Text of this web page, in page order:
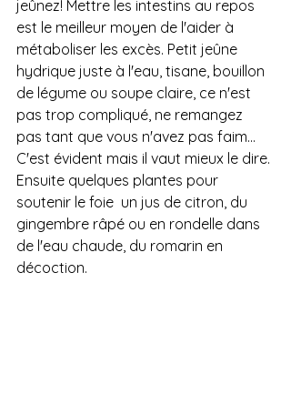
jeûnez! Mettre les intestins au repos
est le meilleur moyen de l'aider à
métaboliser les excès. Petit jeûne
hydrique juste à l'eau, tisane, bouillon
de légume ou soupe claire, ce n'est
pas trop compliqué, ne remangez
pas tant que vous n'avez pas faim...
C'est évident mais il vaut mieux le dire.
Ensuite quelques plantes pour
soutenir le foie  un jus de citron, du
gingembre râpé ou en rondelle dans
de l'eau chaude, du romarin en
décoction.